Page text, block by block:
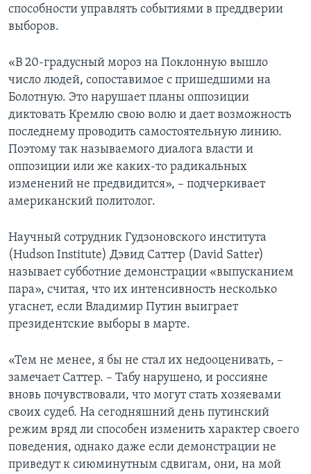
способности управлять событиями в преддверии
выборов.
«В 20-градусный мороз на Поклонную вышло
число людей, сопоставимое с пришедшими на
Болотную. Это нарушает планы оппозиции
диктовать Кремлю свою волю и дает возможность
последнему проводить самостоятельную линию.
Поэтому так называемого диалога власти и
оппозиции или же каких-то радикальных
изменений не предвидится», – подчеркивает
американский политолог.
Научный сотрудник Гудзоновского института
(Hudson Institute) Дэвид Саттер (David Satter)
называет субботние демонстрации «выпусканием
пара», считая, что их интенсивность несколько
угаснет, если Владимир Путин выиграет
президентские выборы в марте.
«Тем не менее, я бы не стал их недооценивать, –
замечает Саттер. – Табу нарушено, и россияне
вновь почувствовали, что могут стать хозяевами
своих судеб. На сегодняшний день путинский
режим вряд ли способен изменить характер своего
поведения, однако даже если демонстрации не
приведут к сиюминутным сдвигам, они, на мой